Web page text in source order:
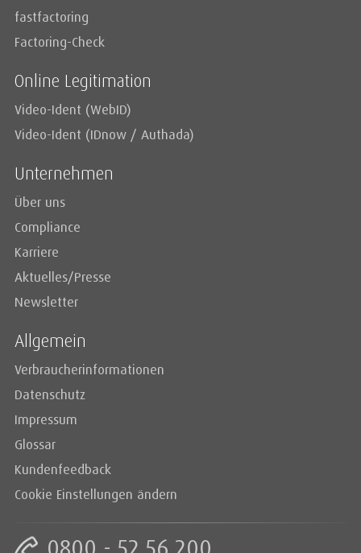
fastfactoring
Factoring-Check
Online Legitimation
Video-Ident (WebID)
Video-Ident (IDnow / Authada)
Unternehmen
Über uns
Compliance
Karriere
Aktuelles/Presse
Newsletter
Allgemein
Verbraucherinformationen
Datenschutz
Impressum
Glossar
Kundenfeedback
Cookie Einstellungen ändern